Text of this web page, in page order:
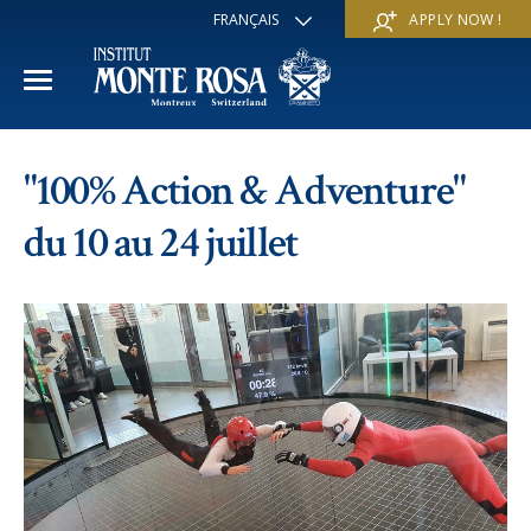
FRANÇAIS
DEUTSCH
日本
APPLY NOW !
Programme Trans-académique
Langues
Sports et arts
Programmes à la carte
COURS D'ÉTÉ
Services
Programmes spéciaux
Inscriptions
FAQ
Découvrir
Services
Inscriptions
FAQ
IE PROGRAMME
L'ÉCOLE
Mission et valeur pédagogique
Vie scolaire
A propos de nous
"100% Action & Adventure"
du 10 au 24 juillet